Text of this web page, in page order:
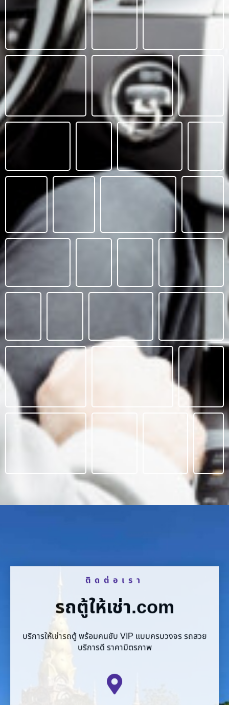
รถตู้ให้เช่า.com
บริการให้เช่ารถตู้ พร้อมคนขับ VIP แบบครบวงจร รถสวย
บริการดี ราคามิตรภาพ
ที่ตั้ง